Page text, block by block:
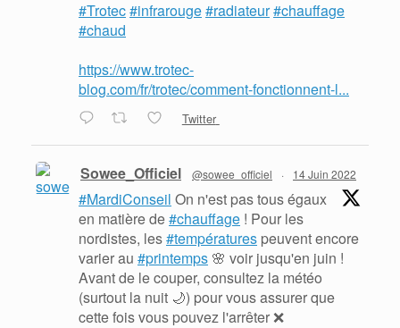
#Trotec#infrarouge#radiateur#chauffage
#chaud
https://www.trotec-
blog.com/fr/trotec/comment-fonctionnent-l...
Twitter
Sowee_Officiel @sowee_officiel · 14 Juin 2022
#MardiConseil On n'est pas tous égaux
en matière de#chauffage ! Pour les
nordistes, les#températures peuvent encore
varier au #printemps 🌸 voir jusqu'en juin !
Avant de le couper, consultez la météo
(surtout la nuit 🌙) pour vous assurer que
cette fois vous pouvez l'arrêter ❌